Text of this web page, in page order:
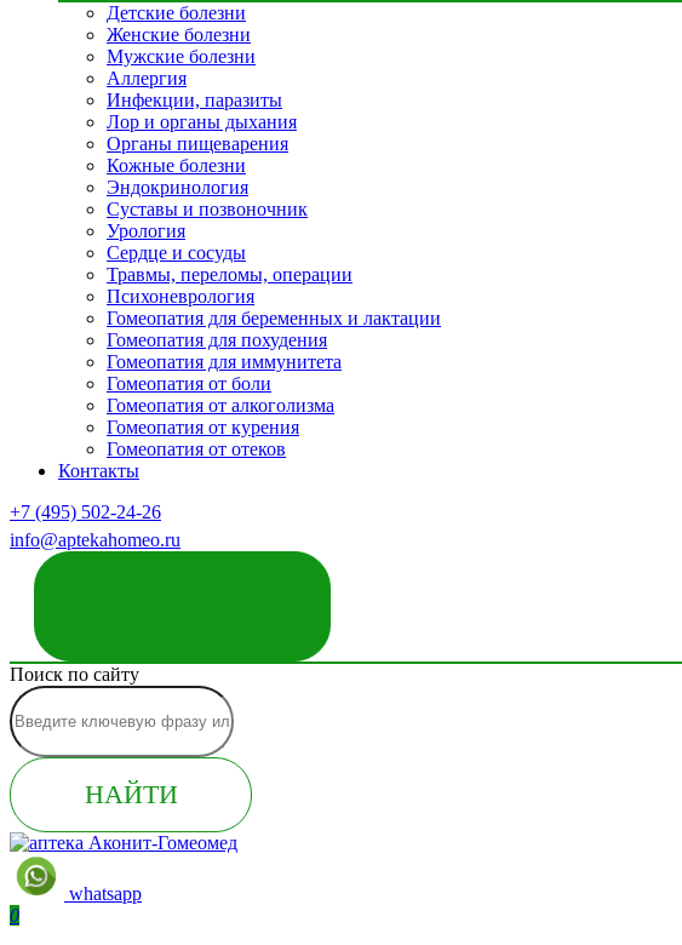
Детские болезни
Женские болезни
Мужские болезни
Аллергия
Инфекции, паразиты
Лор и органы дыхания
Органы пищеварения
Кожные болезни
Эндокринология
Суставы и позвоночник
Урология
Сердце и сосуды
Травмы, переломы, операции
Психоневрология
Гомеопатия для беременных и лактации
Гомеопатия для похудения
Гомеопатия для иммунитета
Гомеопатия от боли
Гомеопатия от алкоголизма
Гомеопатия от курения
Гомеопатия от отеков
Контакты
+7 (495) 502-24-26
info@aptekahomeo.ru
Поиск по сайту
НАЙТИ
whatsapp
0